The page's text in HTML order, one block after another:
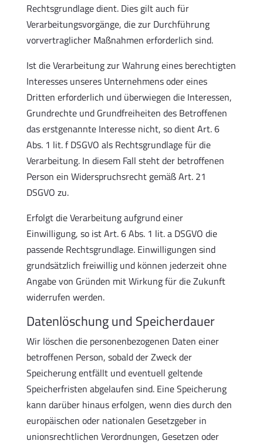
Rechtsgrundlage dient. Dies gilt auch für
Verarbeitungsvorgänge, die zur Durchführung
vorvertraglicher Maßnahmen erforderlich sind.
Ist die Verarbeitung zur Wahrung eines berechtigten
Interesses unseres Unternehmens oder eines
Dritten erforderlich und überwiegen die Interessen,
Grundrechte und Grundfreiheiten des Betroffenen
das erstgenannte Interesse nicht, so dient Art. 6
Abs. 1 lit. f DSGVO als Rechtsgrundlage für die
Verarbeitung. In diesem Fall steht der betroffenen
Person ein Widerspruchsrecht gemäß Art. 21
DSGVO zu.
Erfolgt die Verarbeitung aufgrund einer
Einwilligung, so ist Art. 6 Abs. 1 lit. a DSGVO die
passende Rechtsgrundlage. Einwilligungen sind
grundsätzlich freiwillig und können jederzeit ohne
Angabe von Gründen mit Wirkung für die Zukunft
widerrufen werden.
Datenlöschung und Speicherdauer
Wir löschen die personenbezogenen Daten einer
betroffenen Person, sobald der Zweck der
Speicherung entfällt und eventuell geltende
Speicherfristen abgelaufen sind. Eine Speicherung
kann darüber hinaus erfolgen, wenn dies durch den
europäischen oder nationalen Gesetzgeber in
unionsrechtlichen Verordnungen, Gesetzen oder